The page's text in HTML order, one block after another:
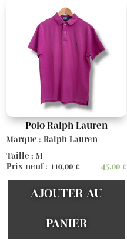
Polo Ralph Lauren
Marque : Ralph Lauren
Taille : M
Prix neuf :110,00€ 45,00€
AJOUTER AU
PANIER